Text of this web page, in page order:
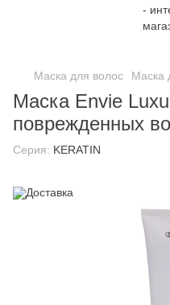
Маска для волос Маска
Маска Envie
поврежденных
Серия: KERATIN